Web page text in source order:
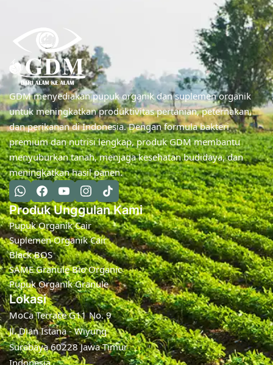
GDM menyediakan pupuk organik dan suplemen organik
untuk meningkatkan produktivitas pertanian, peternakan,
dan perikanan di Indonesia. Dengan formula bakteri
premium dan nutrisi lengkap, produk GDM membantu
menyuburkan tanah, menjaga kesehatan budidaya, dan
meningkatkan hasil panen.
Produk Unggulan Kami
Pupuk Organik Cair
Suplemen Organik Cair
Black BOS
SAME Granule Bio Organic
Pupuk Organik Granule
Lokasi
MoCa Terrace G11 No. 9
Jl. Dian Istana - Wiyung
Surabaya 60228 Jawa Timur
Indonesia.